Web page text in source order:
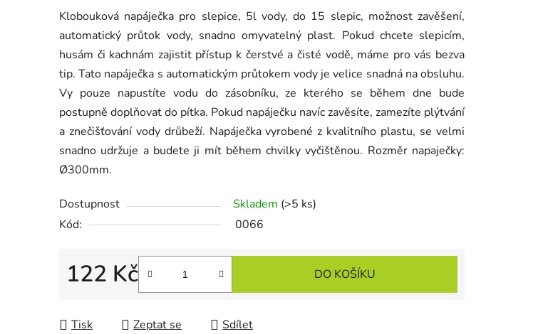
je
0,0
z
5
hvězdiček.
Klobouková napáječka pro slepice, 5l vody, do 15 slepic, možnost zavěšení,
automatický průtok vody, snadno omyvatelný plast. Pokud chcete slepicím,
husám či kachnám zajistit přístup k čerstvé a čisté vodě, máme pro vás bezva
tip. Tato napáječka s automatickým průtokem vody je velice snadná na obsluhu.
Vy pouze napustíte vodu do zásobníku, ze kterého se během dne bude
postupně doplňovat do pítka. Pokud napáječku navíc zavěsíte, zamezíte plýtvání
a znečišťování vody drůbeží. Napáječka vyrobené z kvalitního plastu, se velmi
snadno udržuje a budete ji mít během chvilky vyčištěnou. Rozměr napaječky:
Ø300mm.
Dostupnost Skladem (>5 ks)
Kód:
0066
122 Kč DO KOŠÍKU
Tisk Zeptat se Sdílet